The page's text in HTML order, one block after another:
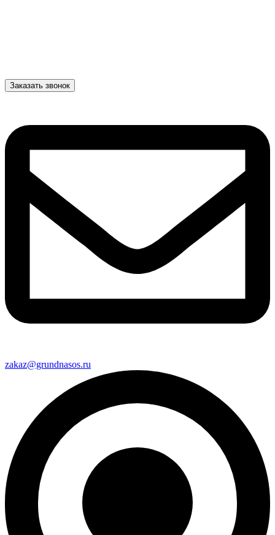
Заказать звонок
zakaz@grundnasos.ru